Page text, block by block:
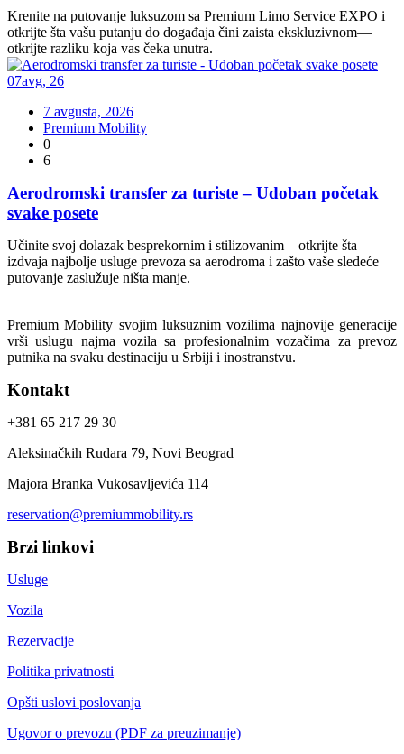
Krenite na putovanje luksuzom sa Premium Limo Service EXPO i
otkrijte šta vašu putanju do događaja čini zaista ekskluzivnom—
otkrijte razliku koja vas čeka unutra.
07avg, 26
7 avgusta, 2026
Premium Mobility
0
6
Aerodromski transfer za turiste – Udoban početak
svake posete
Učinite svoj dolazak besprekornim i stilizovanim—otkrijte šta
izdvaja najbolje usluge prevoza sa aerodroma i zašto vaše sledeće
putovanje zaslužuje ništa manje.
Premium Mobility svojim luksuznim vozilima najnovije generacije
vrši uslugu najma vozila sa profesionalnim vozačima za prevoz
putnika na svaku destinaciju u Srbiji i inostranstvu.
Kontakt
+381 65 217 29 30
Aleksinačkih Rudara 79, Novi Beograd
Majora Branka Vukosavljevića 114
reservation@premiummobility.rs
Brzi linkovi
Usluge
Vozila
Rezervacije
Politika privatnosti
Opšti uslovi poslovanja
Ugovor o prevozu (PDF za preuzimanje)